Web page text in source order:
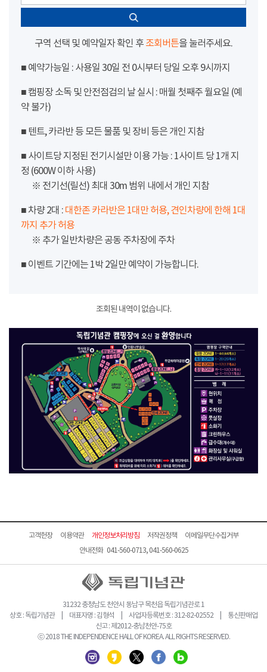
구역 선택 및 예약일자 확인 후 조회버튼을 눌러주세요.
■ 예약가능일 : 사용일 30일 전 0시부터 당일 오후 9시까지
■ 캠핑장 소독 및 안전점검의 날 실시 : 매월 첫째주 월요일 (예
약 불가)
■ 텐트, 카라반 등 모든 물품 및 장비 등은 개인 지참
■ 사이트당 지정된 전기시설만 이용 가능 : 1사이트 당 1개 지
정 (600W 이하 사용)
※ 전기선(릴선) 최대 30m 범위 내에서 개인 지참
■ 차량 2대 : 대한존 카라반은 1대만 허용, 견인차량에 한해 1대
까지 추가 허용
※ 추가 일반차량은 공동 주차장에 주차
■ 이벤트 기간에는 1박 2일만 예약이 가능합니다.
조회된 내역이 없습니다.
고객헌장 이용약관 개인정보처리방침 저작권정책
이메일무단수집거부
안내전화 041-560-0713, 041-560-0625
31232 충청남도 천안시 동남구 목천읍 독립기념관로 1
상호 : 독립기념관 | 대표자명 : 김형석 | 사업자등록번호 : 312-82-02552 | 통신판매업
신고 : 제2012-충남천안-75호
ⓒ 2018 THE INDEPENDENCE HALL OF KOREA. ALL RIGHTS RESERVED.